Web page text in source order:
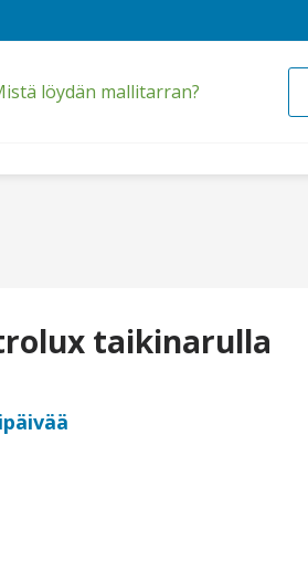
löydän mallitarran?
taikinarulla